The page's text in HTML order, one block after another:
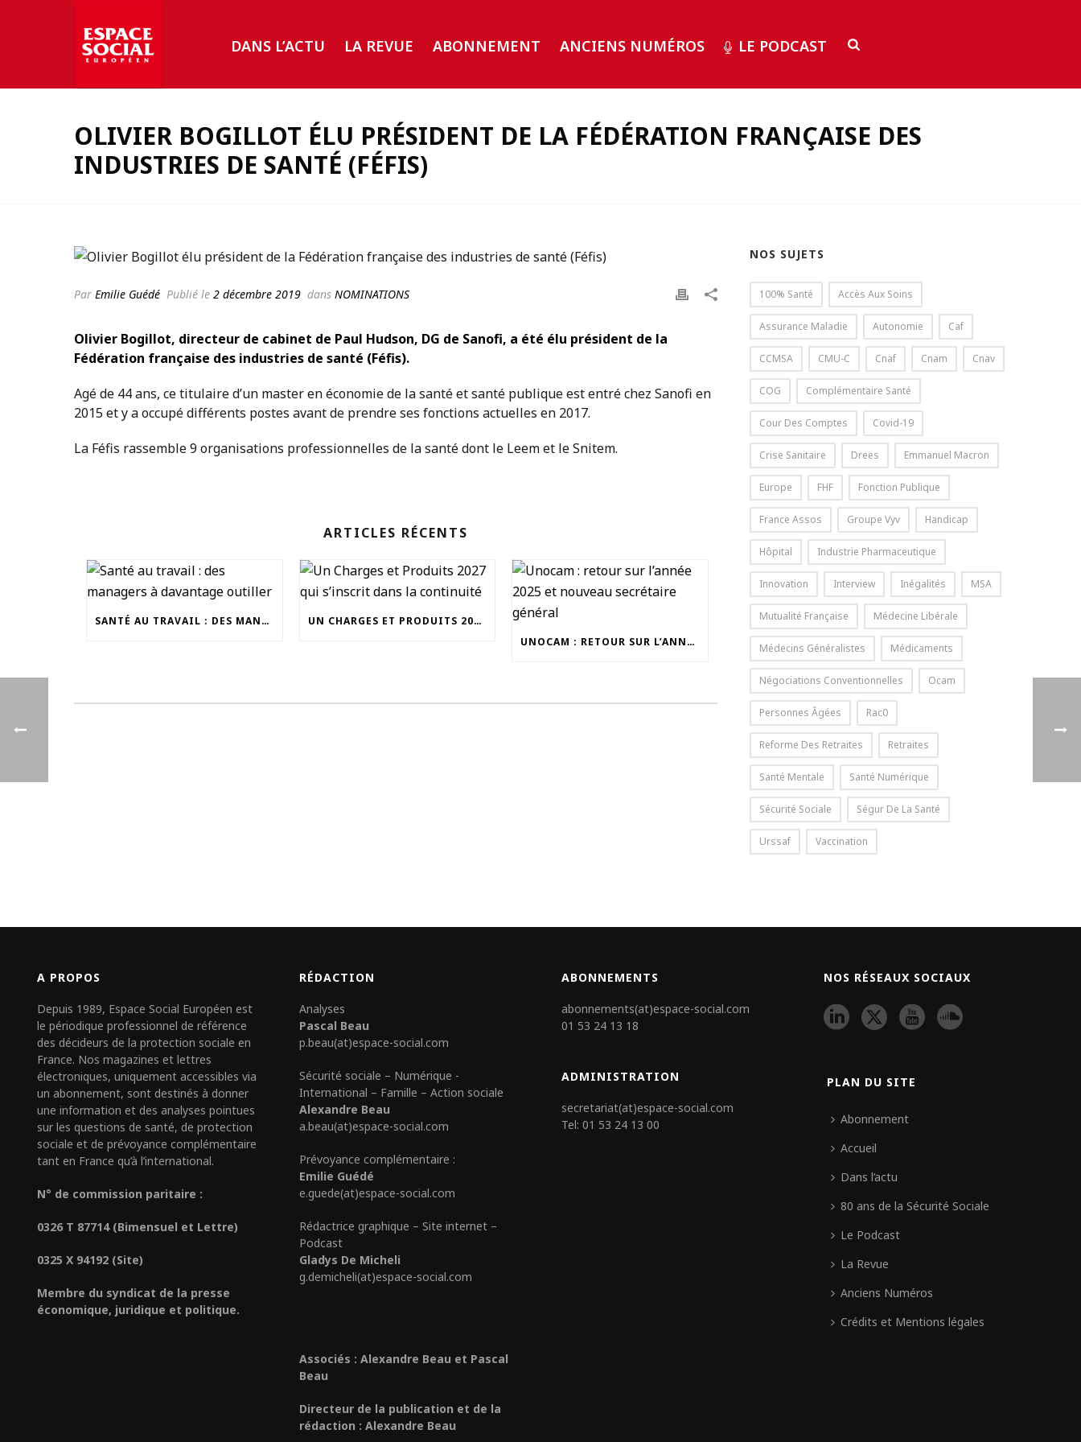
DANS L’ACTU LA REVUE ABONNEMENT ANCIENS NUMÉROS LE PODCAST
OLIVIER BOGILLOT ÉLU PRÉSIDENT DE LA FÉDÉRATION FRANÇAISE DES
INDUSTRIES DE SANTÉ (FÉFIS)
Par Emilie Guédé Publié le 2 décembre 2019 dans NOMINATIONS
Olivier Bogillot, directeur de cabinet de Paul Hudson, DG de Sanofi, a été élu président de la
Fédération française des industries de santé (Féfis).
Agé de 44 ans, ce titulaire d’un master en économie de la santé et santé publique est entré chez Sanofi en
2015 et y a occupé différents postes avant de prendre ses fonctions actuelles en 2017.
La Féfis rassemble 9 organisations professionnelles de la santé dont le Leem et le Snitem.
ARTICLES RÉCENTS
SANTÉ AU TRAVAIL : DES MANAGERS À DAVANTAGE OUTILLER
UN CHARGES ET PRODUITS 2027 QUI S’INSCRIT DANS LA CONTINUITÉ
UNOCAM : RETOUR SUR L’ANNÉE 2025 ET NOUVEAU SECRÉTAIRE GÉNÉRAL
NOS SUJETS
100% Santé Accès Aux Soins
Assurance Maladie Autonomie Caf
CCMSA CMU-C Cnaf Cnam Cnav
COG Complémentaire Santé
Cour Des Comptes Covid-19
Crise Sanitaire Drees Emmanuel Macron
Europe FHF Fonction Publique
France Assos Groupe Vyv Handicap
Hôpital Industrie Pharmaceutique
Innovation Interview Inégalités MSA
Mutualité Française Médecine Libérale
Médecins Généralistes Médicaments
Négociations Conventionnelles Ocam
Personnes Âgées Rac0
Reforme Des Retraites Retraites
Santé Mentale Santé Numérique
Sécurité Sociale Ségur De La Santé
Urssaf Vaccination
A PROPOS
Depuis 1989, Espace Social Européen est
le périodique professionnel de référence
des décideurs de la protection sociale en
France. Nos magazines et lettres
électroniques, uniquement accessibles via
un abonnement, sont destinés à donner
une information et des analyses pointues
sur les questions de santé, de protection
sociale et de prévoyance complémentaire
tant en France qu’à l’international.
N° de commission paritaire :
0326 T 87714 (Bimensuel et Lettre)
0325 X 94192 (Site)
Membre du syndicat de la presse
économique, juridique et politique.
RÉDACTION
Analyses
Pascal Beau
p.beau(at)espace-social.com
Sécurité sociale – Numérique -
International – Famille – Action sociale
Alexandre Beau
a.beau(at)espace-social.com
Prévoyance complémentaire :
Emilie Guédé
e.guede(at)espace-social.com
Rédactrice graphique – Site internet –
Podcast
Gladys De Micheli
g.demicheli(at)espace-social.com
Associés : Alexandre Beau et Pascal
Beau
Directeur de la publication et de la
rédaction : Alexandre Beau
ABONNEMENTS
abonnements(at)espace-social.com
01 53 24 13 18
ADMINISTRATION
secretariat(at)espace-social.com
Tel: 01 53 24 13 00
NOS RÉSEAUX SOCIAUX
PLAN DU SITE
Abonnement
Accueil
Dans l’actu
80 ans de la Sécurité Sociale
Le Podcast
La Revue
Anciens Numéros
Crédits et Mentions légales